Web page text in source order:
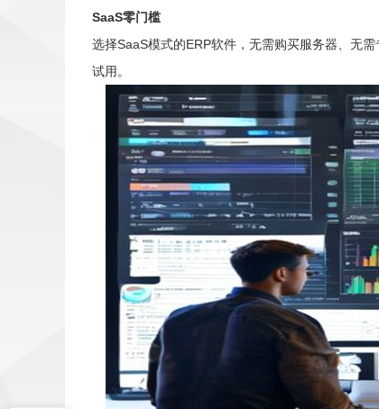
SaaS零门槛
选择SaaS模式的ERP软件，无需购买服务器、无
试用。